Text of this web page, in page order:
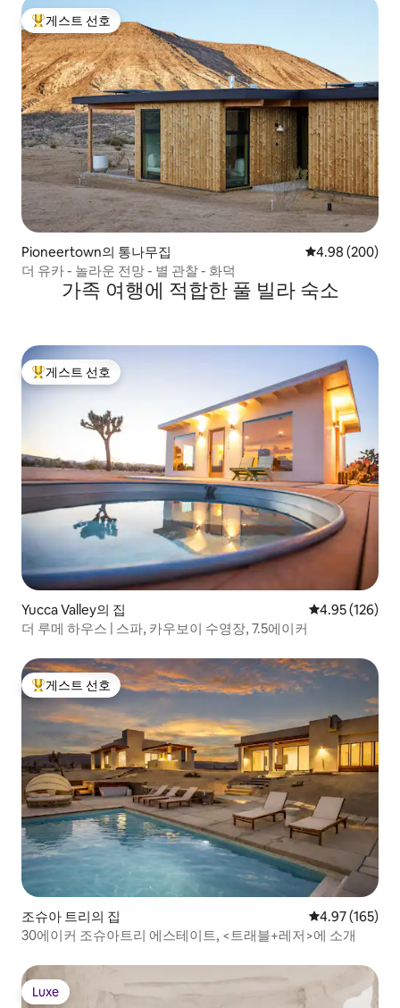
상위 게스트 선호
게스트 선호
Pioneertown의 통나무집 평점 4.98점(5
4.98 (200)
더 유카 - 놀라운 전망 - 별 관찰 - 화덕
가족 여행에 적합한 풀 빌라 숙소
상위 게스트 선호
게스트 선호
Yucca Valley의 집 평점 4.95점(5
4.95 (126)
더 루메 하우스 | 스파, 카우보이 수영장, 7.5에이커
상위 게스트 선호
게스트 선호
조슈아 트리의 집 평점 4.97점(5
4.97 (165)
30에이커 조슈아트리 에스테이트, <트래블+레저>에 소개
Luxe
Luxe